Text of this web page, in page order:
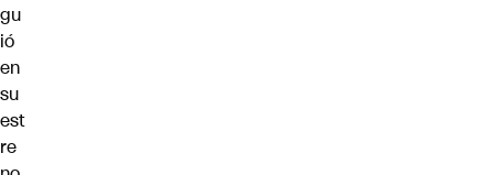
gu
ió
en
su
est
re